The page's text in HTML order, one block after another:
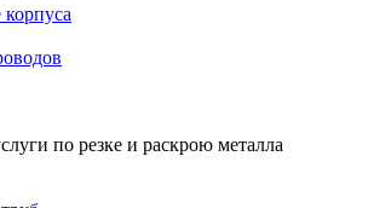
по резке и раскрою металла